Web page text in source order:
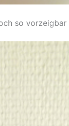
so vorzeigbar